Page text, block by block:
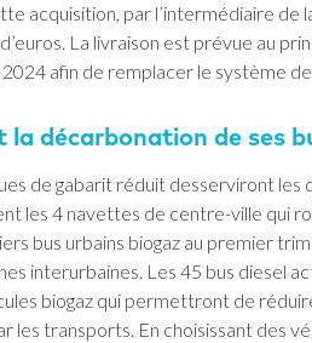
acquisition, par l’intermédiaire de
d’euros. La livraison est prévue au
afin de remplacer le système
décarbonation de ses
de gabarit réduit desserviront
les 4 navettes de centre-ville qui
bus urbains biogaz au premier
interurbaines. Les 45 bus diesel
biogaz qui permettront de
les transports. En choisissant des